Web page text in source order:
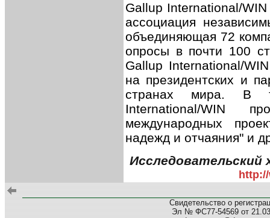
Gallup International/
ассоциация
объединяющая 72
опросы в почти 100
Gallup International/
на президентских и
странах мира. В
International/WIN
международных
надежд и отчаяния" и
Исследовательский
Свидетельство о
Эл № ФС77-54569 от